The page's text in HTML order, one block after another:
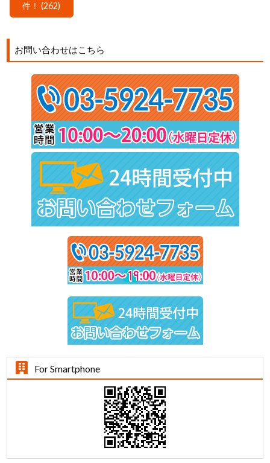
件！ (262)
お問い合わせはこちら
For Smartphone